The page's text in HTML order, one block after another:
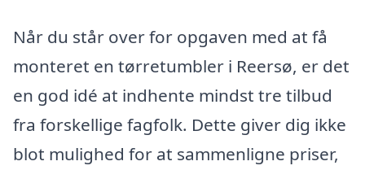
Når du står over for opgaven med at få
monteret en tørretumbler i Reersø, er det
en god idé at indhente mindst tre tilbud
fra forskellige fagfolk. Dette giver dig ikke
blot mulighed for at sammenligne priser,